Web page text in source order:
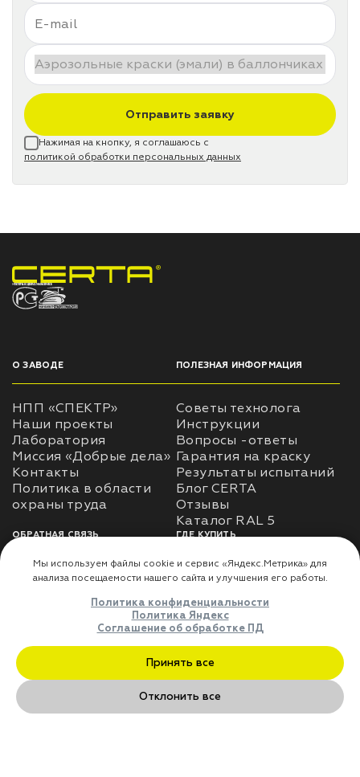
Отправить заявку
Нажимая на кнопку, я соглашаюсь с
политикой обработки персональных данных
НПП «СПЕКТР» ЗАВОД ЛАКОКРАСОЧНЫХ МАТЕРИАЛОВ
О ЗАВОДЕ
НПП «СПЕКТР»
Наши проекты
Лаборатория
Миссия «Добрые дела»
Контакты
Политика в области
ПОЛЕЗНАЯ ИНФОРМАЦИЯ
Советы технолога
Инструкции
Вопросы -ответы
Гарантия на краску
Результаты испытаний
Блог CERTA
Отзывы
Каталог RAL 5
ОБРАТНАЯ СВЯЗЬ
Использование
использования личных
Оферта
ГДЕ КУПИТЬ
Доставка
Где купить
ДЛЯ ПАРТНЁРОВ
Преимущества